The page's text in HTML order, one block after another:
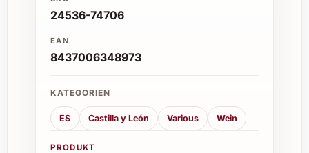
24536-74706
EAN
8437006348973
KATEGORIEN
ES Castilla y León Various Wein
PRODUKT